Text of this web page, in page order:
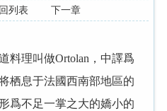
列表 下一章
料理叫做Ortolan，中譯爲
栖息于法國西南部地區的
爲不足一掌之大的嬌小的